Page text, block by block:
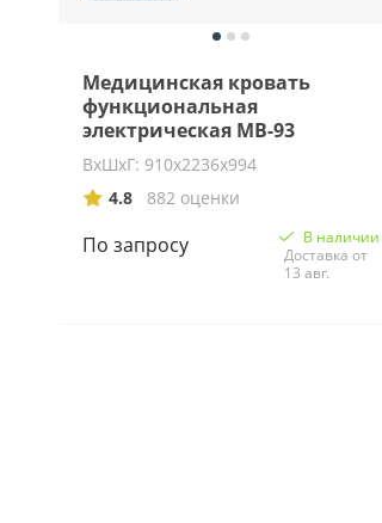
Медицинская кровать
функциональная
электрическая МВ-93
ВхШхГ: 910х2236х994
4.8
882 оценки
По запросу
В наличии
Доставка от
13 авг.